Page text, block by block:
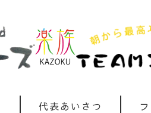
代表あいさつ